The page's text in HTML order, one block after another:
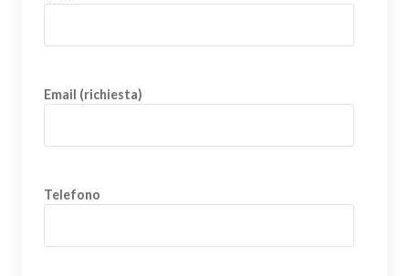
Email (richiesta)
Telefono